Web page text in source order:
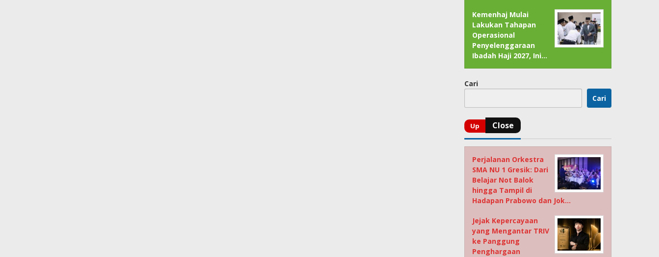
Kemenhaj Mulai
Lakukan Tahapan
Operasional
Penyelenggaraan
Ibadah Haji 2027, Ini…
Cari
Cari
Perjalanan Orkestra
SMA NU 1 Gresik: Dari
Belajar Not Balok
hingga Tampil di
Hadapan Prabowo dan Jok…
Jejak Kepercayaan
yang Mengantar TRIV
ke Panggung
Penghargaan